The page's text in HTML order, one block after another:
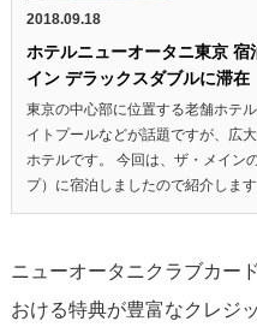
2018.09.18
ホテルニューオータニ東京
イン デラックスダブルに滞在
東京の中心部に位置する老舗ホテ
イトプールなどが話題ですが、広
ホテルです。 今回は、ザ・メイン
プ）に宿泊しましたので紹介しま
ニューオータニクラブカー
おける特典が豊富なクレジ